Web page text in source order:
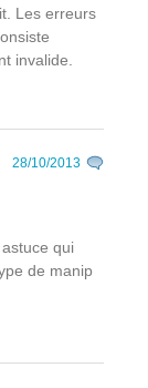
Les erreurs
invalide.
28/10/2013
qui
de manip